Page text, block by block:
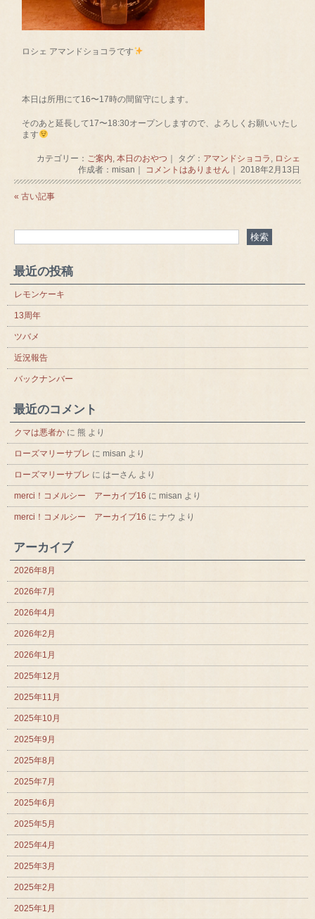
ロシェ アマンドショコラです
本日は所用にて16〜17時の間留守にします。
そのあと延長して17〜18:30オープンしますので、よろしくお願いいたし
ます
カテゴリー： ご案内, 本日のおやつ ｜ タグ： アマンドショコラ , ロシェ
作成者：misan｜
コメントはありません ｜ 2018年2月13日
« 古い記事
最近の投稿
レモンケーキ
13周年
ツバメ
近況報告
バックナンバー
最近のコメント
クマは悪者か に 熊 より
ローズマリーサブレ に misan より
ローズマリーサブレ に はーさん より
merci！コメルシー アーカイブ16 に misan より
merci！コメルシー アーカイブ16 に ナウ より
アーカイブ
2026年8月
2026年7月
2026年4月
2026年2月
2026年1月
2025年12月
2025年11月
2025年10月
2025年9月
2025年8月
2025年7月
2025年6月
2025年5月
2025年4月
2025年3月
2025年2月
2025年1月